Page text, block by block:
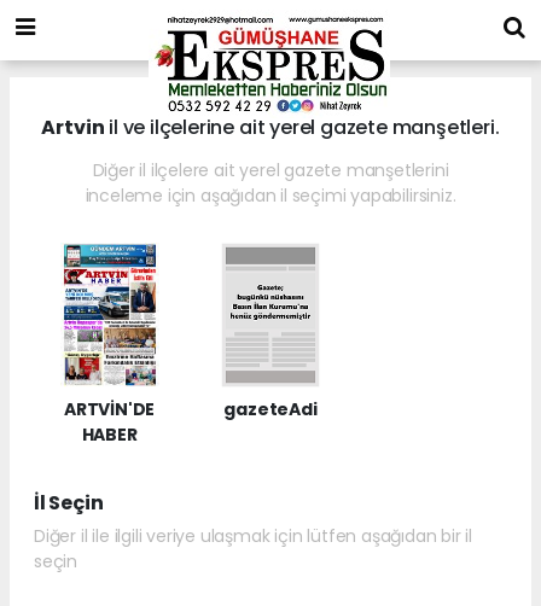
Artvin il ve ilçelerine ait yerel gazete manşetleri.
Diğer il ilçelere ait yerel gazete manşetlerini
inceleme için aşağıdan il seçimi yapabilirsiniz.
ARTVİN'DE
HABER
gazeteAdi
İl Seçin
Diğer il ile ilgili veriye ulaşmak için lütfen aşağıdan bir il
seçin